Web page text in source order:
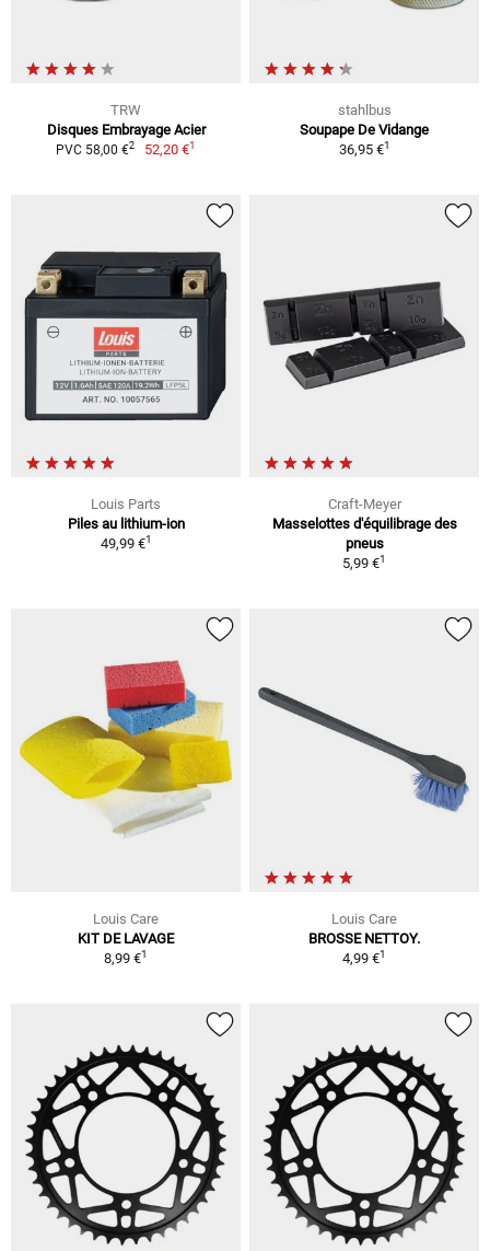
TRW
Disques Embrayage Acier
PVC 58,00 €2 52,20 €1
stahlbus
Soupape De Vidange
36,95 €1
Louis Parts
Piles au lithium-ion
49,99 €1
Craft-Meyer
Masselottes d'équilibrage des
pneus
5,99 €1
Louis Care
KIT DE LAVAGE
8,99 €1
Louis Care
BROSSE NETTOY.
4,99 €1